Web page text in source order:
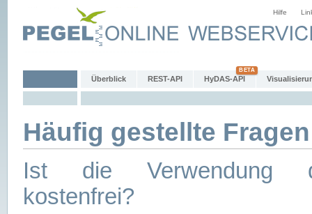
Hilfe
Überblick REST-API HyDAS-API
Häufig gestellte
Ist die Verwendung
kostenfrei?